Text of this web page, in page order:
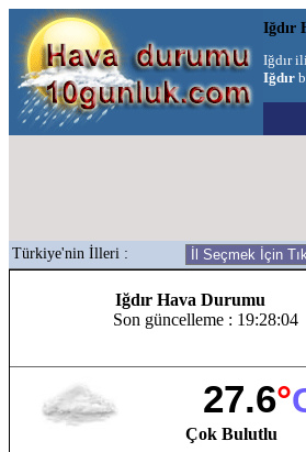
Iğdır
Iğdır
Iğdır
Türkiye'nin İlleri :
Iğdır Hava Durumu
Son güncelleme : 19:28:04
27.6°
Çok Bulutlu